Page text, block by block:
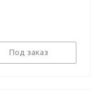
Под заказ